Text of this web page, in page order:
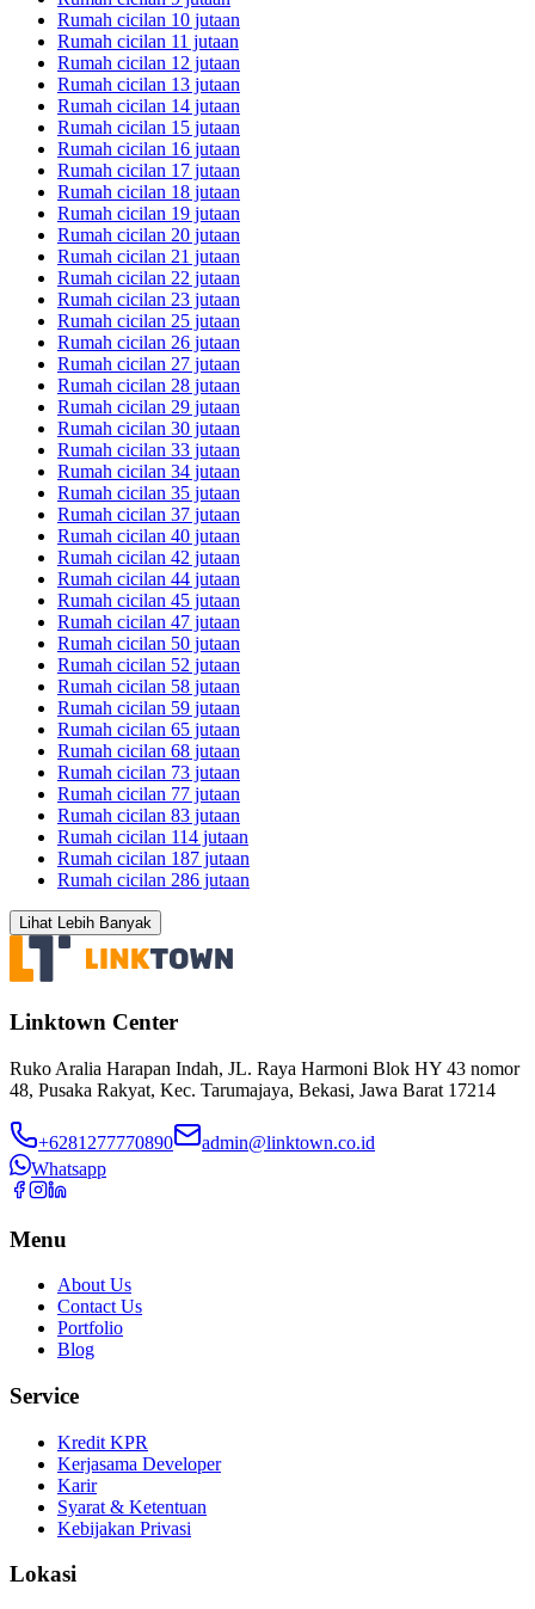
Rumah cicilan 10 jutaan
Rumah cicilan 11 jutaan
Rumah cicilan 12 jutaan
Rumah cicilan 13 jutaan
Rumah cicilan 14 jutaan
Rumah cicilan 15 jutaan
Rumah cicilan 16 jutaan
Rumah cicilan 17 jutaan
Rumah cicilan 18 jutaan
Rumah cicilan 19 jutaan
Rumah cicilan 20 jutaan
Rumah cicilan 21 jutaan
Rumah cicilan 22 jutaan
Rumah cicilan 23 jutaan
Rumah cicilan 25 jutaan
Rumah cicilan 26 jutaan
Rumah cicilan 27 jutaan
Rumah cicilan 28 jutaan
Rumah cicilan 29 jutaan
Rumah cicilan 30 jutaan
Rumah cicilan 33 jutaan
Rumah cicilan 34 jutaan
Rumah cicilan 35 jutaan
Rumah cicilan 37 jutaan
Rumah cicilan 40 jutaan
Rumah cicilan 42 jutaan
Rumah cicilan 44 jutaan
Rumah cicilan 45 jutaan
Rumah cicilan 47 jutaan
Rumah cicilan 50 jutaan
Rumah cicilan 52 jutaan
Rumah cicilan 58 jutaan
Rumah cicilan 59 jutaan
Rumah cicilan 65 jutaan
Rumah cicilan 68 jutaan
Rumah cicilan 73 jutaan
Rumah cicilan 77 jutaan
Rumah cicilan 83 jutaan
Rumah cicilan 114 jutaan
Rumah cicilan 187 jutaan
Rumah cicilan 286 jutaan
Lihat Lebih Banyak
Linktown Center
Ruko Aralia Harapan Indah, JL. Raya Harmoni Blok HY 43 nomor
48, Pusaka Rakyat, Kec. Tarumajaya, Bekasi, Jawa Barat 17214
+6281277770890
admin@linktown.co.id
Whatsapp
Menu
About Us
Contact Us
Portfolio
Blog
Service
Kredit KPR
Kerjasama Developer
Karir
Syarat & Ketentuan
Kebijakan Privasi
Lokasi